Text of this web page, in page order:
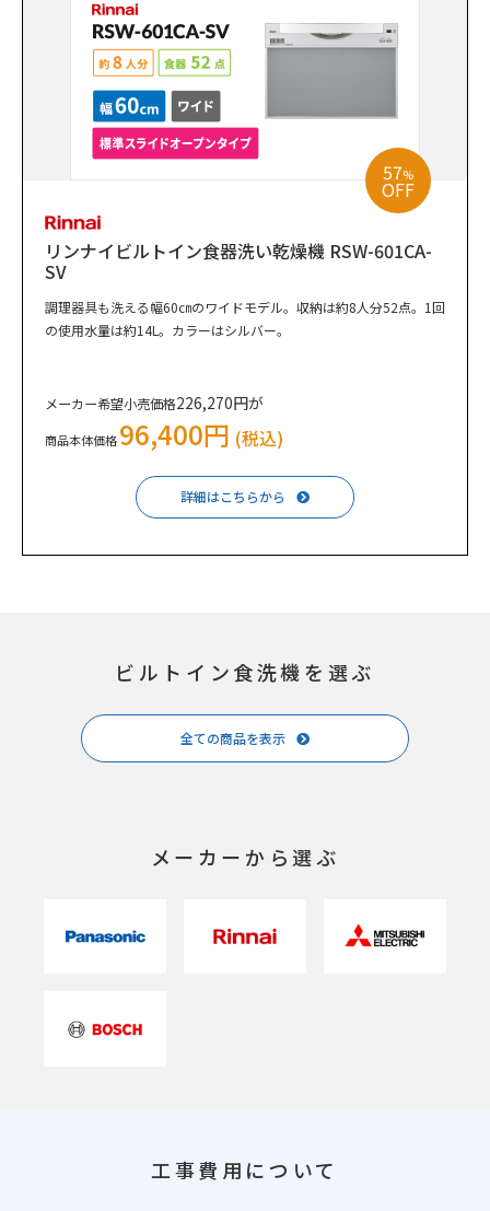
57%
OFF
リンナイビルトイン食器洗い乾燥機 RSW-601CA-
SV
調理器具も洗える幅60㎝のワイドモデル。収納は約8人分52点。1回
の使用水量は約14L。カラーはシルバー。
メーカー希望小売価格226,270円が
商品本体価格96,400円 (税込)
詳細はこちらから
ビルトイン食洗機を選ぶ
全ての商品を表示
メーカーから選ぶ
工事費用について